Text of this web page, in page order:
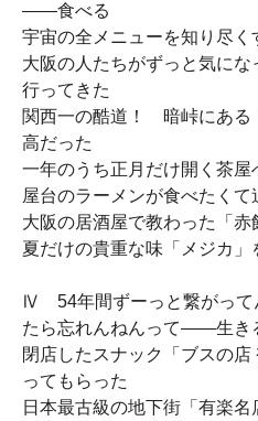
――食べる
宇宙の全メニューを知り尽く
大阪の人たちがずっと気に
行ってきた
関西一の酷道！ 暗峠にある
高だった
一年のうち正月だけ開く茶屋
屋台のラーメンが食べたくて
大阪の居酒屋で教わった「赤
夏だけの貴重な味「メジカ」
Ⅳ 54年間ずーっと繋がって
たら忘れんねんって――生き
閉店したスナック「ブスの
ってもらった
日本最古級の地下街「有楽